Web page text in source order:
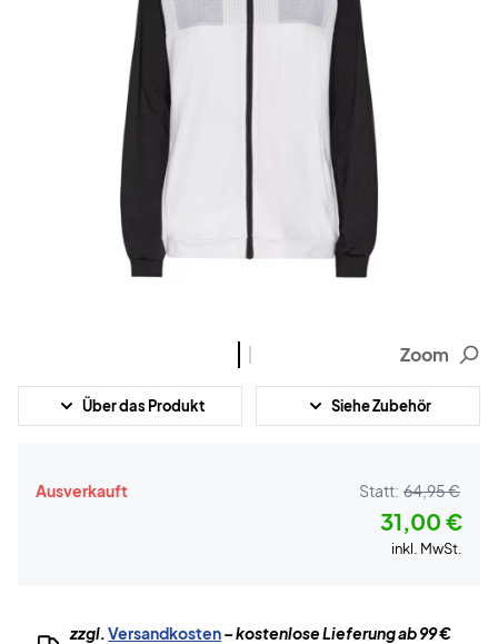
Zoom
Über das Produkt Siehe Zubehör
Ausverkauft Statt: 64,95 €
31,00 €
inkl. MwSt.
zzgl.Versandkosten– kostenlose Lieferung ab 99 €